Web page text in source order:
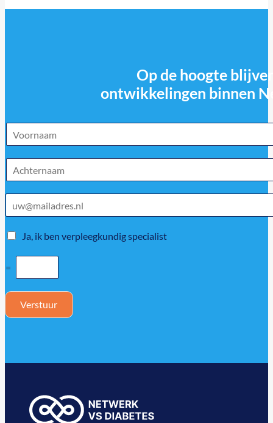
Op de hoogte
ontwikkelingen binnen
Ja, ik ben verpleegkundig specialist
=
Verstuur